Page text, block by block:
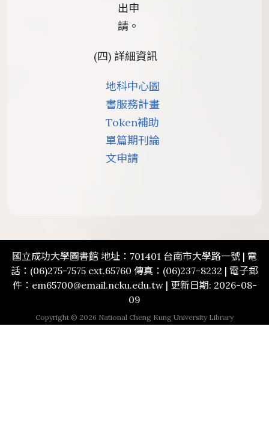
出申
請。
(四) 詳細資訊
地科中心圖
書服務計畫
Token補助
單篇期刊論
文申請
國立成功大學圖書館 地址：701401 台南市大學路一號 | 電
話：(06)275-7575 ext.65760 傳真：(06)237-8232 | 電子郵
件：em65700@email.ncku.edu.tw | 更新日期: 2026-08-
09
Copyright © 2026 National Cheng Kung University Library